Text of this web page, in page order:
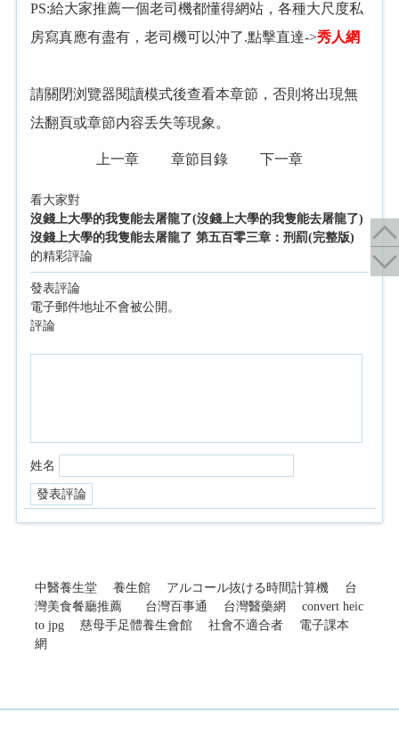
PS:給大家推薦一個老司機都懂得網站，各種大尺度私
房寫真應有盡有，老司機可以沖了.點擊直達->秀人網
請關閉浏覽器閱讀模式後查看本章節，否則将出現無
法翻頁或章節内容丢失等現象。
上一章 章節目錄 下一章
看大家對
沒錢上大學的我隻能去屠龍了(沒錢上大學的我隻能去屠龍了)
沒錢上大學的我隻能去屠龍了 第五百零三章：刑罰(完整版)
的精彩評論
發表評論
電子郵件地址不會被公開。
評論
姓名
中醫養生堂 養生館 アルコール抜ける時間計算機
台
灣美食餐廳推薦
台灣百事通 台灣醫藥網
convert heic
to jpg
慈母手足體養生會館 社會不適合者
電子課本
網